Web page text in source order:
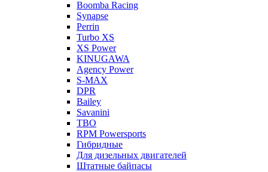
Boomba Racing
Synapse
Perrin
Turbo XS
XS Power
KINUGAWA
Agency Power
S-MAX
DPR
Bailey
Savanini
TBO
RPM Powersports
Гибридные
Для дизельных двигателей
Штатные байпасы